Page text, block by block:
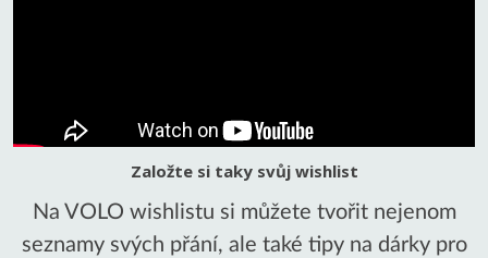
Založte si taky svůj wishlist
Na VOLO wishlistu si můžete tvořit nejenom
seznamy svých přání, ale také tipy na dárky pro